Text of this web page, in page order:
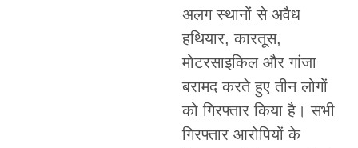
अलग स्थानों से अवैध
हथियार, कारतूस,
मोटरसाइकिल और गांजा
बरामद करते हुए तीन लोगों
को गिरफ्तार किया है। सभी
गिरफ्तार आरोपियों के